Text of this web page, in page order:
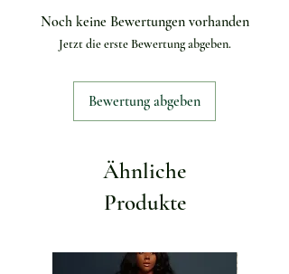
Artikeltyp: Bikini-Set
Besonderheit: Mikro-Bikinis
Badeanzug: Damenmode Strandbekleidung
Design: Push-up-Zweiteiler
Noch keine Bewertungen vorhanden
Jetzt die erste Bewertung abgeben.
Bewertung abgeben
Ähnliche
Produkte